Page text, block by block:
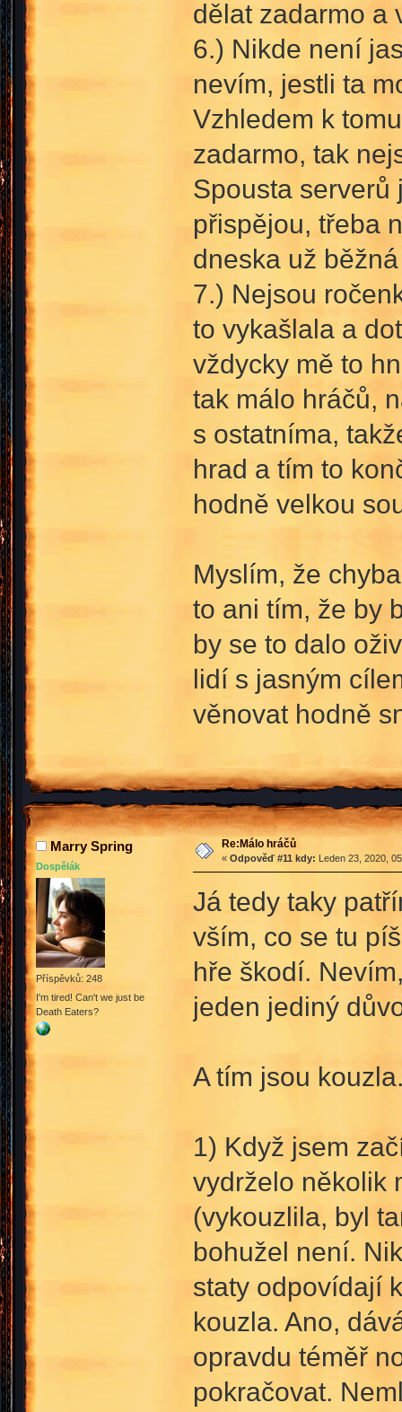
dělat zadarmo a
6.) Nikde není
nevím, jestli ta
Vzhledem k
zadarmo, tak
Spousta serverů
přispějou, třeba
dneska už
7.) Nejsou
to vykašlala a
vždycky mě to
tak málo hráčů,
s ostatníma,
hrad a tím to
hodně velkou
Myslím, že
to ani tím, že by
by se to dalo
lidí s jasným
věnovat hodně
Marry Spring
Dospělák
Příspěvků: 248
I'm tired! Can't we just be
Death Eaters?
Re:Málo hráčů
« Odpověď #11 kdy: Leden 23, 2020,
Já tedy taky
vším, co se tu
hře škodí.
jeden jediný
A tím jsou
1) Když jsem
vydrželo několik
(vykouzlila, byl
bohužel není.
staty odpovídají
kouzla. Ano,
opravdu téměř
pokračovat.